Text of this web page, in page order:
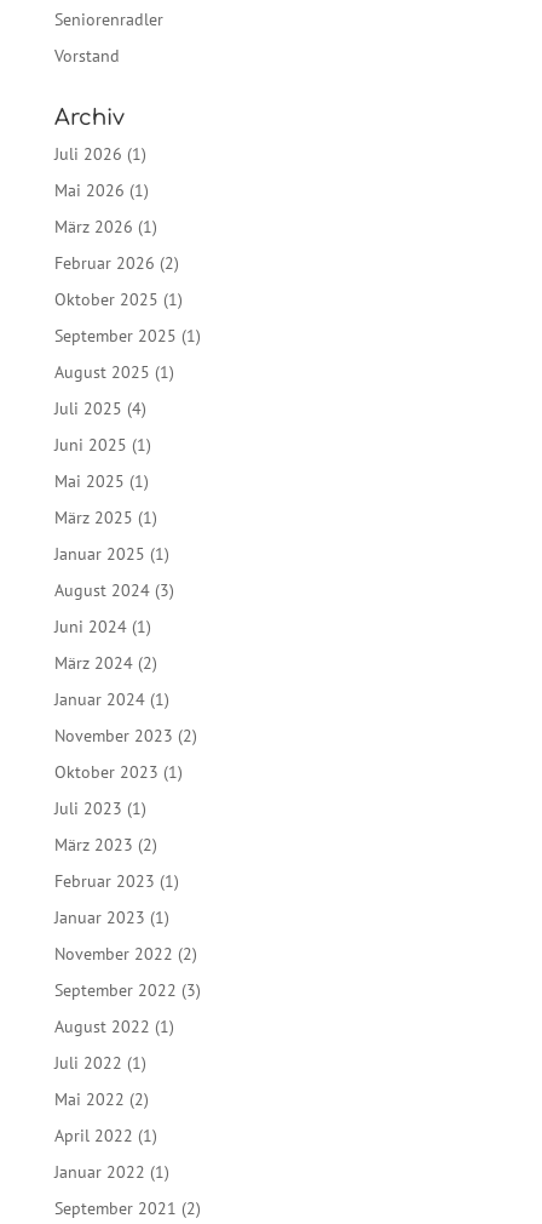
Seniorenradler
Vorstand
Archiv
Juli 2026 (1)
Mai 2026 (1)
März 2026 (1)
Februar 2026 (2)
Oktober 2025 (1)
September 2025 (1)
August 2025 (1)
Juli 2025 (4)
Juni 2025 (1)
Mai 2025 (1)
März 2025 (1)
Januar 2025 (1)
August 2024(3)
Juni 2024(1)
März 2024(2)
Januar 2024(1)
November 2023 (2)
Oktober 2023 (1)
Juli 2023 (1)
März 2023 (2)
Februar 2023 (1)
Januar 2023 (1)
November 2022 (2)
September 2022 (3)
August 2022 (1)
Juli 2022 (1)
Mai 2022 (2)
April 2022 (1)
Januar 2022 (1)
September 2021 (2)